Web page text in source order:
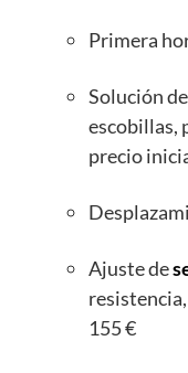
Primera
Solución de
escobillas,
precio
Ajuste de
155 €